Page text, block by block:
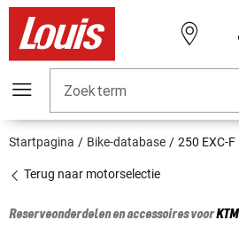
Zoekterm
Startpagina Bike-database 250 EXC-F
Terug naar motorselectie
Reserveonderdelen en accessoires voorKTM